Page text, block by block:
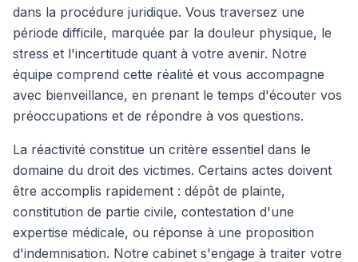
dans la procédure juridique. Vous traversez une
période difficile, marquée par la douleur physique, le
stress et l'incertitude quant à votre avenir. Notre
équipe comprend cette réalité et vous accompagne
avec bienveillance, en prenant le temps d'écouter vos
préoccupations et de répondre à vos questions.
La réactivité constitue un critère essentiel dans le
domaine du droit des victimes. Certains actes doivent
être accomplis rapidement : dépôt de plainte,
constitution de partie civile, contestation d'une
expertise médicale, ou réponse à une proposition
d'indemnisation. Notre cabinet s'engage à traiter votre